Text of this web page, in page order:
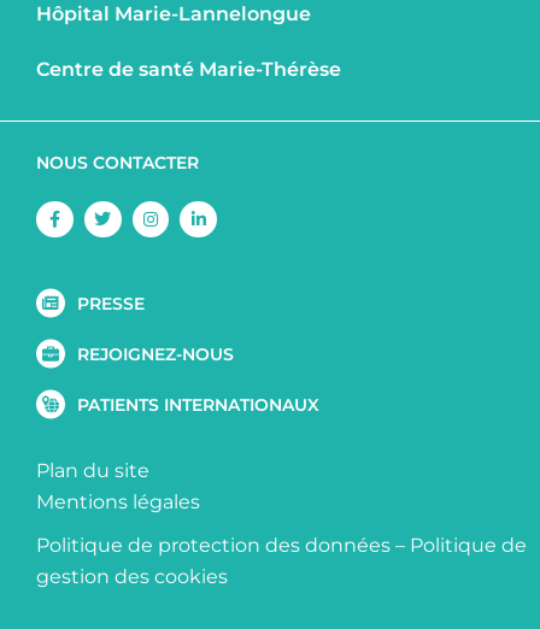
Hôpital Marie-Lannelongue
Centre de santé Marie-Thérèse
NOUS CONTACTER
Facebook-
f
TwitterInstagramLinkedin-
in
PRESSE
REJOIGNEZ-NOUS
PATIENTS INTERNATIONAUX
Plan du site
Mentions légales
Politique de protection des données – Politique de
gestion des cookies